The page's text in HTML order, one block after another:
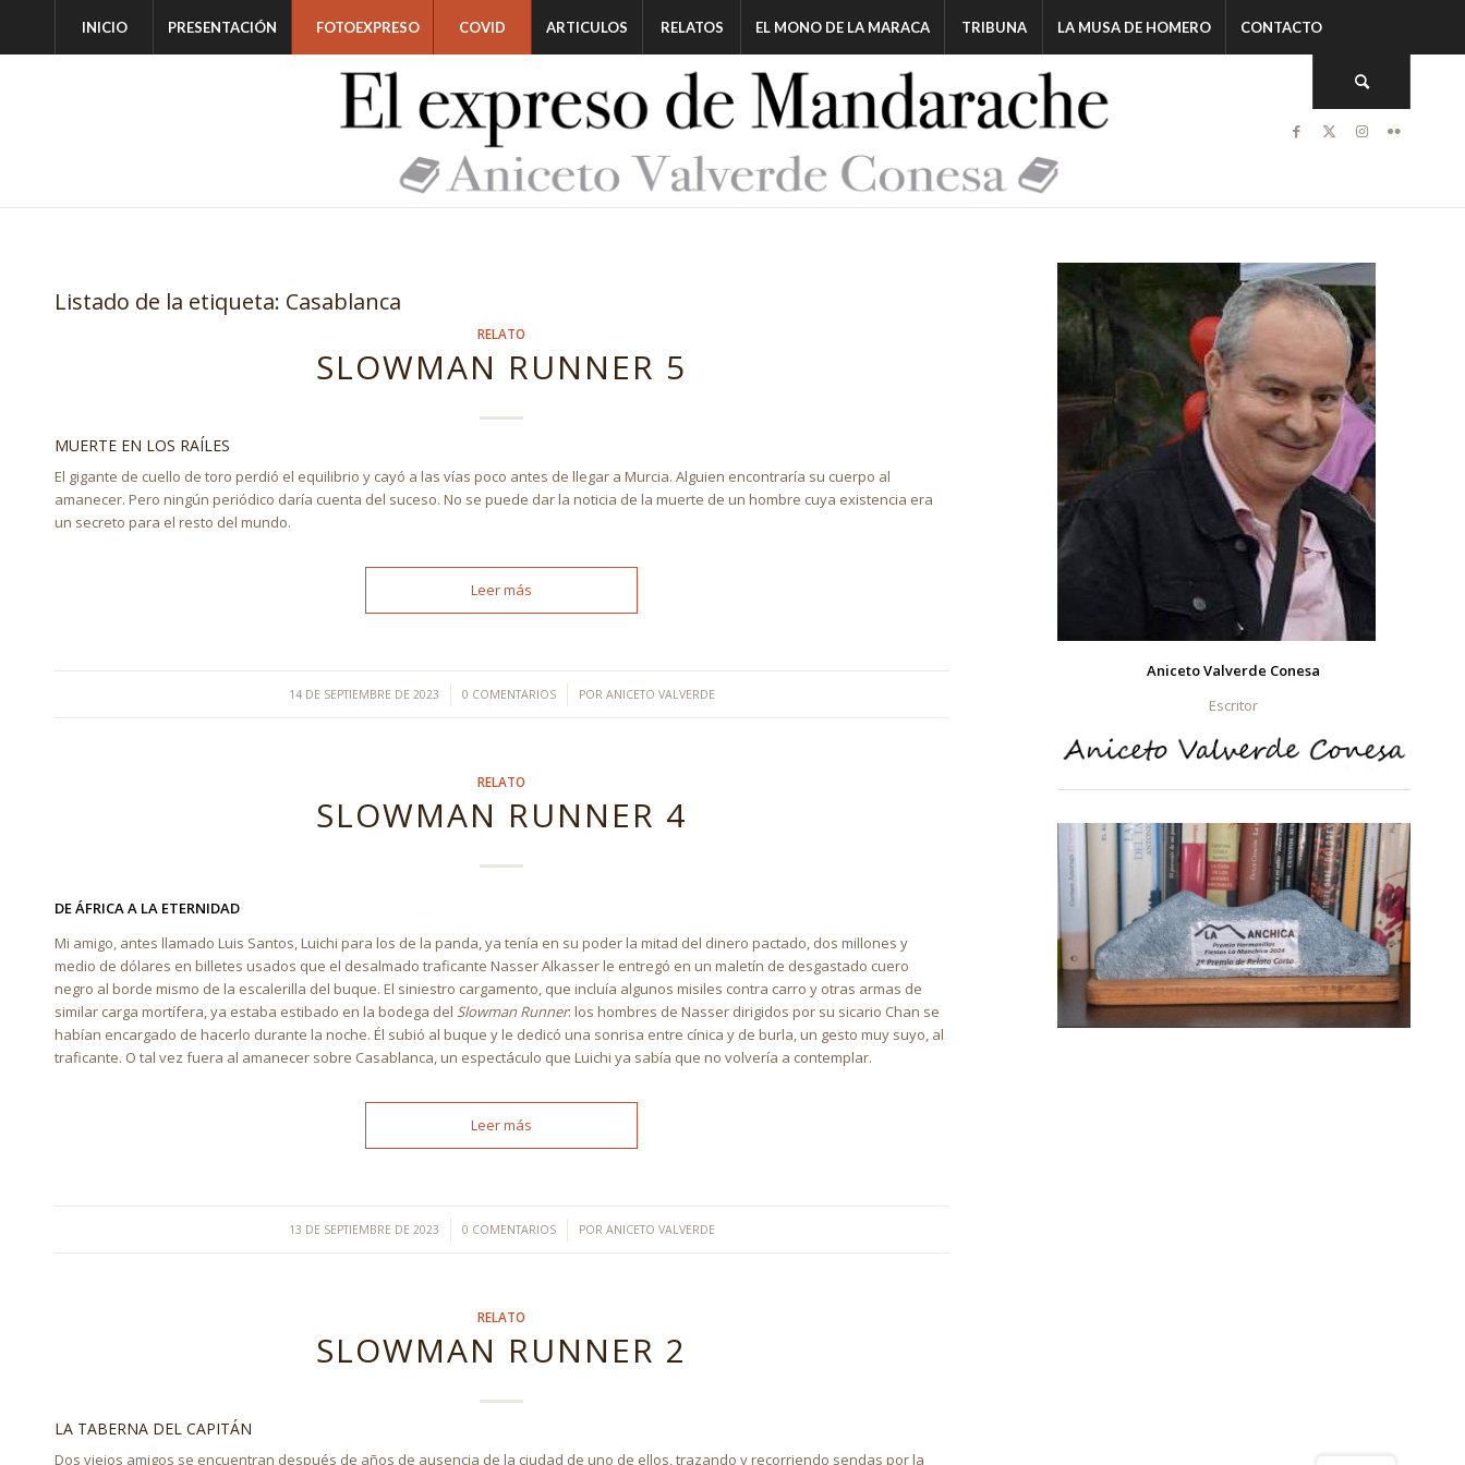
INICIO PRESENTACIÓN FOTOEXPRESO COVID ARTICULOS RELATOS EL MONO DE LA MARACA TRIBUNA LA MUSA DE HOMERO CONTACTO
Listado de la etiqueta: Casablanca
RELATO
SLOWMAN RUNNER 5
MUERTE EN LOS RAÍLES
El gigante de cuello de toro perdió el equilibrio y cayó a las vías poco antes de llegar a Murcia. Alguien encontraría su cuerpo al
amanecer. Pero ningún periódico daría cuenta del suceso. No se puede dar la noticia de la muerte de un hombre cuya existencia era
un secreto para el resto del mundo.
Leer más
14 DE SEPTIEMBRE DE 2023
/ 0 COMENTARIOS
/ POR ANICETO VALVERDE
RELATO
SLOWMAN RUNNER 4
DE ÁFRICA A LA ETERNIDAD
Mi amigo, antes llamado Luis Santos, Luichi para los de la panda, ya tenía en su poder la mitad del dinero pactado, dos millones y
medio de dólares en billetes usados que el desalmado traficante Nasser Alkasser le entregó en un maletín de desgastado cuero
negro al borde mismo de la escalerilla del buque. El siniestro cargamento, que incluía algunos misiles contra carro y otras armas de
similar carga mortífera, ya estaba estibado en la bodega del Slowman Runner: los hombres de Nasser dirigidos por su sicario Chan se
habían encargado de hacerlo durante la noche. Él subió al buque y le dedicó una sonrisa entre cínica y de burla, un gesto muy suyo, al
traficante. O tal vez fuera al amanecer sobre Casablanca, un espectáculo que Luichi ya sabía que no volvería a contemplar.
Leer más
13 DE SEPTIEMBRE DE 2023
/ 0 COMENTARIOS
/ POR ANICETO VALVERDE
RELATO
SLOWMAN RUNNER 2
LA TABERNA DEL CAPITÁN
Dos viejos amigos se encuentran después de años de ausencia de la ciudad de uno de ellos, trazando y recorriendo sendas por la
Aniceto Valverde Conesa
Escritor